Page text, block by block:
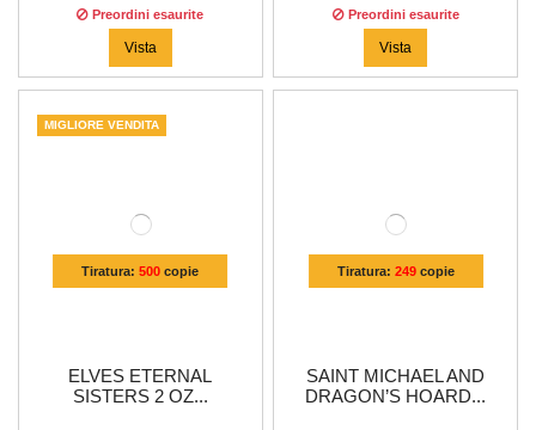
Preordini esaurite
Vista
Preordini esaurite
Vista
Tiratura:500 copie
MIGLIORE VENDITA
ELVES ETERNAL
SISTERS 2 OZ...
Tiratura: 249copie
SAINT MICHAEL AND
DRAGON’S HOARD...